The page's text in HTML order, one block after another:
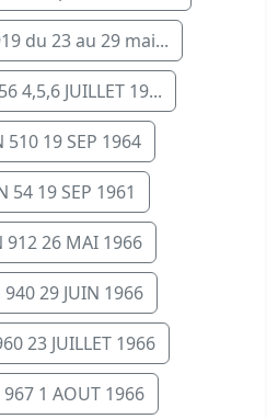
du 23 au 29 mai...
4,5,6 JUILLET 19...
19 SEP 1964
54 19 SEP 1961
912 26 MAI 1966
29 JUIN 1966
23 JUILLET 1966
1 AOUT 1966